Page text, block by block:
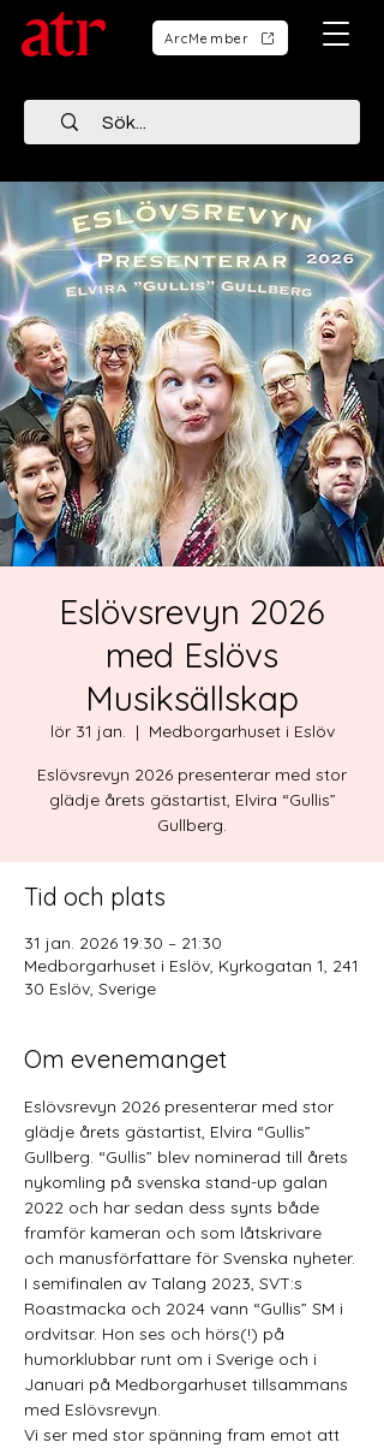
ArcMember
Eslövsrevyn 2026
med Eslövs
Musiksällskap
lör 31 jan.
  |
Medborgarhuset i Eslöv
Eslövsrevyn 2026 presenterar med stor
glädje årets gästartist, Elvira “Gullis”
Gullberg.
Tid och plats
31 jan. 2026 19:30 – 21:30
Medborgarhuset i Eslöv, Kyrkogatan 1, 241
30 Eslöv, Sverige
Om evenemanget
Eslövsrevyn 2026 presenterar med stor
glädje årets gästartist, Elvira “Gullis”
Gullberg. “Gullis” blev nominerad till årets
nykomling på svenska stand-up galan
2022 och har sedan dess synts både
framför kameran och som låtskrivare
och manusförfattare för Svenska nyheter.
I semifinalen av Talang 2023, SVT:s
Roastmacka och 2024 vann “Gullis” SM i
ordvitsar. Hon ses och hörs(!) på
humorklubbar runt om i Sverige och i
Januari på Medborgarhuset tillsammans
med Eslövsrevyn.
Vi ser med stor spänning fram emot att